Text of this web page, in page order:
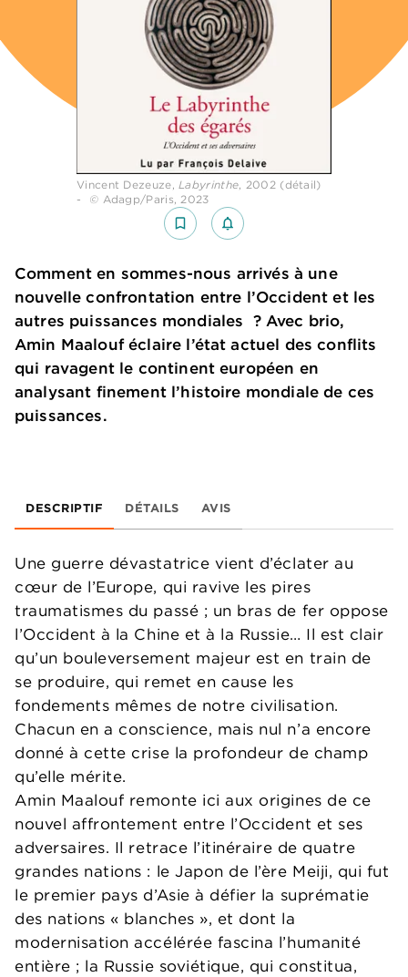
Vincent Dezeuze,Labyrinthe, 2002 (détail)
- © Adagp/Paris, 2023
bookmark_border notifications_none_outlined
Comment en sommes-nous arrivés à une
nouvelle confrontation entre l’Occident et les
autres puissances mondiales ? Avec brio,
Amin Maalouf éclaire l’état actuel des conflits
qui ravagent le continent européen en
analysant finement l’histoire mondiale de ces
puissances.
DESCRIPTIF DÉTAILS AVIS
Une guerre dévastatrice vient d’éclater au
cœur de l’Europe, qui ravive les pires
traumatismes du passé ; un bras de fer oppose
l’Occident à la Chine et à la Russie… Il est clair
qu’un bouleversement majeur est en train de
se produire, qui remet en cause les
fondements mêmes de notre civilisation.
Chacun en a conscience, mais nul n’a encore
donné à cette crise la profondeur de champ
qu’elle mérite.
Amin Maalouf remonte ici aux origines de ce
nouvel affrontement entre l’Occident et ses
adversaires. Il retrace l’itinéraire de quatre
grandes nations : le Japon de l’ère Meiji, qui fut
le premier pays d’Asie à défier la suprématie
des nations « blanches », et dont la
modernisation accélérée fascina l’humanité
entière ; la Russie soviétique, qui constitua,